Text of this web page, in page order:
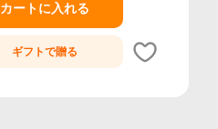
カートに入れる
ギフトで贈る